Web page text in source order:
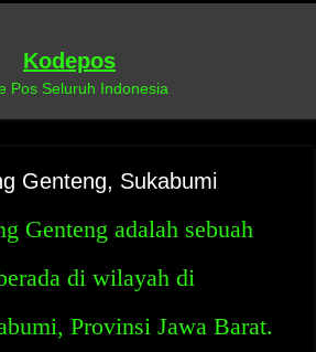
Kodepos
Pos Seluruh Indonesia
Genteng, Sukabumi
Genteng adalah sebuah
di wilayah di
Provinsi Jawa Barat.